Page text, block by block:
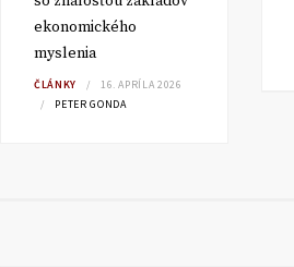
ekonomického
myslenia
ČLÁNKY
16. APRÍLA 2026
PETER GONDA